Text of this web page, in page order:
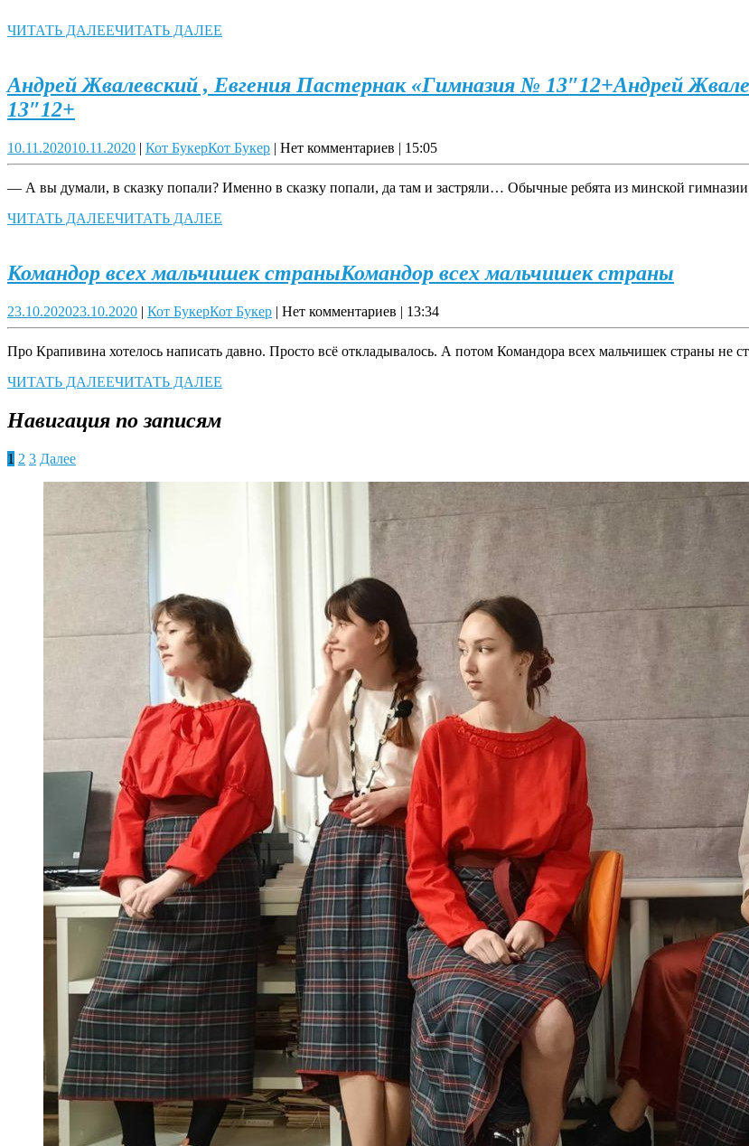
ЧИТАТЬ ДАЛЕЕЧИТАТЬ ДАЛЕЕ
Андрей Жвалевский , Евгения Пастернак «Гимназия № 13″12+Андрей
13″12+
10.11.202010.11.2020 | Кот БукерКот Букер | Нет комментариев | 15:05
— А вы думали, в сказку попали? Именно в сказку попали, да там и застряли… Обычные ребята из минской гимназии
ЧИТАТЬ ДАЛЕЕЧИТАТЬ ДАЛЕЕ
Командор всех мальчишек страныКомандор всех мальчишек страны
23.10.202023.10.2020 | Кот БукерКот Букер | Нет комментариев | 13:34
Про Крапивина хотелось написать давно. Просто всё откладывалось. А потом Командора всех мальчишек страны не
ЧИТАТЬ ДАЛЕЕЧИТАТЬ ДАЛЕЕ
Навигация по записям
1 2 3 Далее